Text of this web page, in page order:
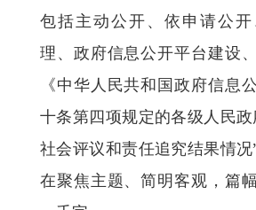
包括主动公开、依申请公
理、政府信息公开平台建设
《中华人民共和国政府信息
十条第四项规定的各级人民政
社会评议和责任追究结果情
在聚焦主题、简明客观，篇